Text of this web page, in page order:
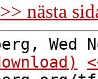
>> nästa
Wed